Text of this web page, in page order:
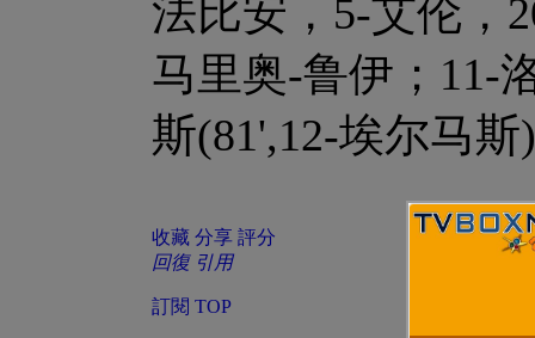
法比安，5-艾伦，
马里奥-鲁伊；11-
斯(81',12-埃尔马斯)
收藏 分享 評分
回復 引用
訂閱 TOP